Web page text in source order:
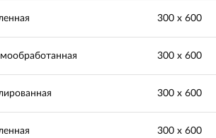
300 х 600
300 х 600
300 х 600
300 х 600